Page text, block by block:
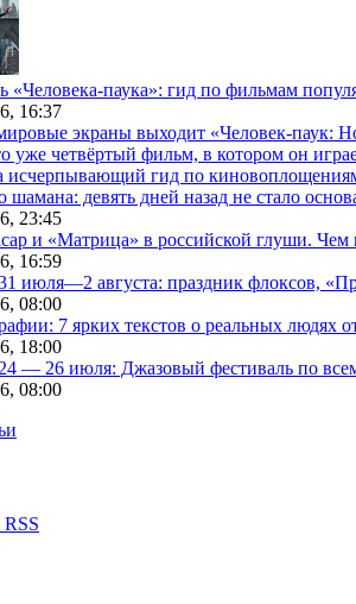
«Человека-паука»: гид по фильмам
16:37
экраны выходит «Человек-паук:
уже четвёртый фильм, в котором он
исчерпывающий гид по
шамана: девять дней назад не стало
23:45
и «Матрица» в российской глуши.
16:59
июля—2 августа: праздник флоксов,
08:00
7 ярких текстов о реальных людях
18:00
— 26 июля: Джазовый фестиваль по
08:00